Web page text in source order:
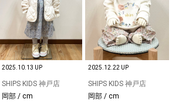
2025.10.13 UP
SHIPS KIDS 神戸店
岡部 / cm
2025.12.22 UP
SHIPS KIDS 神戸店
岡部 / cm